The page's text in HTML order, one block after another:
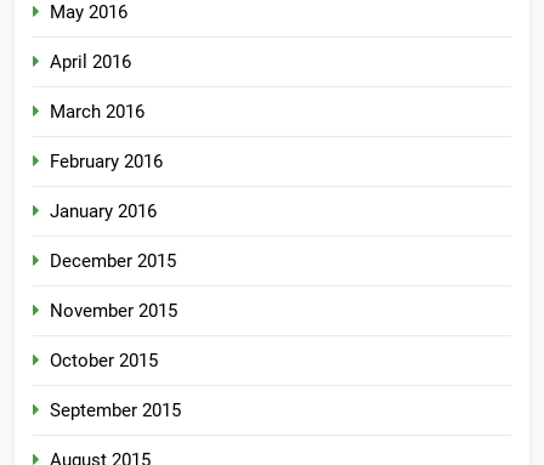
May 2016
April 2016
March 2016
February 2016
January 2016
December 2015
November 2015
October 2015
September 2015